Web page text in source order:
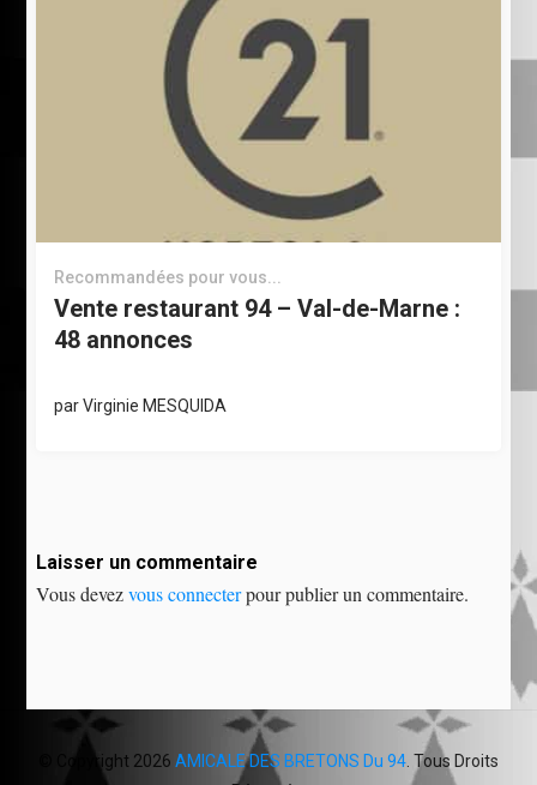
Recommandées pour vous...
Vente restaurant 94 – Val-de-Marne :
48 annonces
parVirginie MESQUIDA
Laisser un commentaire
Vous devezvous connecterpour publier un commentaire.
© Copyright 2026 AMICALE DES BRETONS Du 94 . Tous Droits